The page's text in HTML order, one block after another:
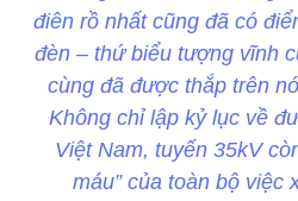
điên rồ nhất cũng đã có
đèn – thứ biểu tượng vĩnh
cùng đã được thắp trên
Không chỉ lập kỷ lục về
Việt Nam, tuyến 35kV
máu” của toàn bộ việc